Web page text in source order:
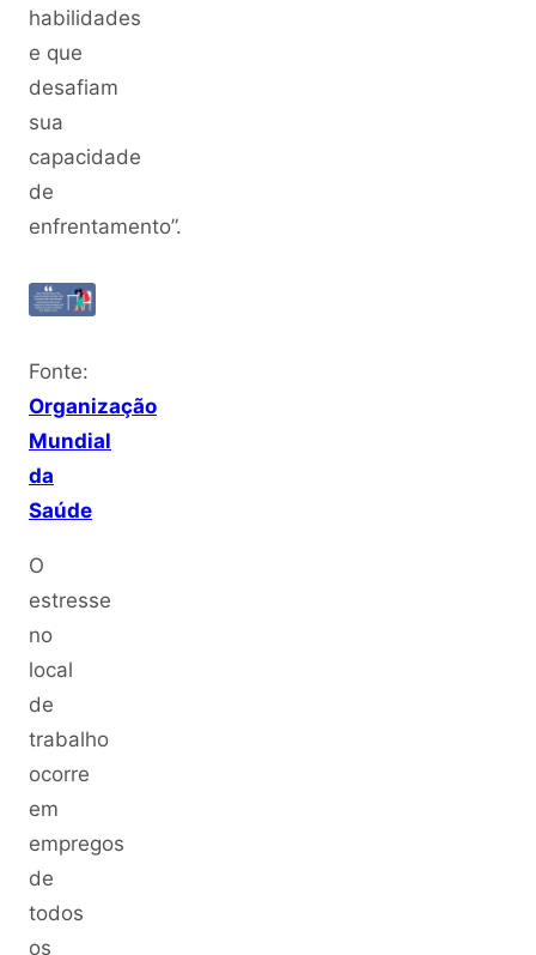
habilidades
e que
desafiam
sua
capacidade
de
enfrentamento”.
Fonte:
Organização
Mundial
da
Saúde
O
estresse
no
local
de
trabalho
ocorre
em
empregos
de
todos
os